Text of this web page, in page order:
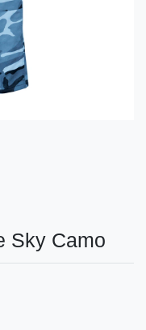
Sky Camo